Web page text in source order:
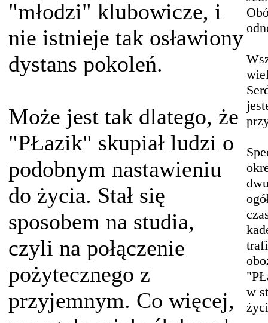
"młodzi" klubowicze, i
nie istnieje tak osławiony
dystans pokoleń.
Może jest tak dlatego, że
"PŁazik" skupiał ludzi o
podobnym nastawieniu
do życia. Stał się
sposobem na studia,
czyli na połączenie
pożytecznego z
przyjemnym. Co więcej,
w